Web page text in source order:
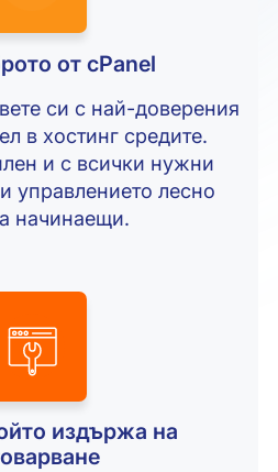
от cPanel
си с най-доверения
в хостинг средите.
и с всички нужни
управлението лесно
начинаещи.
издържа на